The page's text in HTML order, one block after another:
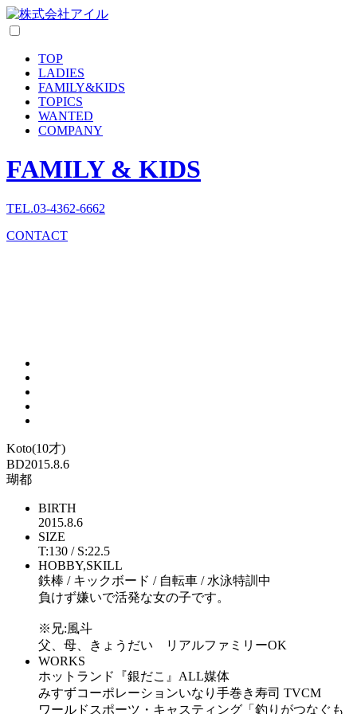
TOP
LADIES
FAMILY&KIDS
TOPICS
WANTED
COMPANY
FAMILY & KIDS
TEL.03-4362-6662
CONTACT
Koto(10才)
BD2015.8.6
瑚都
BIRTH
2015.8.6
SIZE
T:130 / S:22.5
HOBBY,SKILL
鉄棒 / キックボード / 自転車 / 水泳特訓中
負けず嫌いで活発な女の子です。
※兄:風斗
父、母、きょうだい リアルファミリーOK
WORKS
ホットランド『銀だこ』ALL媒体
みすずコーポレーションいなり手巻き寿司 TVCM
ワールドスポーツ・キャスティング「釣りがつなぐも